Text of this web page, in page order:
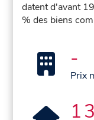
datent d'avant
% des biens
-
Prix
1